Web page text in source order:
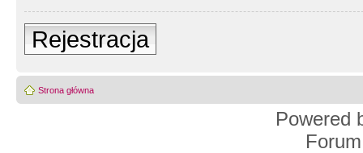
Rejestracja
Strona główna
Powered